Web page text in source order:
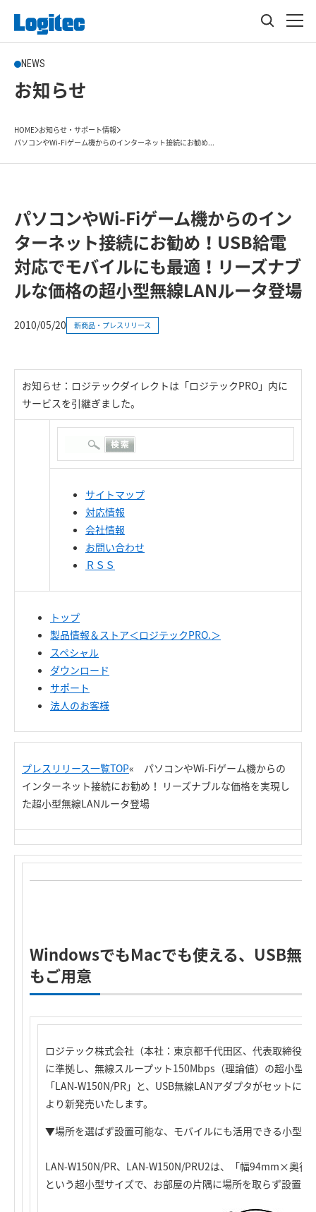
NEWS
お知らせ
HOME お知らせ・サポート情報
パソコンやWi-Fiゲーム機からのインターネット接続にお勧め...
パソコンやWi-Fiゲーム機からのイン
ターネット接続にお勧め！USB給電
対応でモバイルにも最適！リーズナブ
ルな価格の超小型無線LANルータ登場
2010/05/20 新商品・プレスリリース
お知らせ：ロジテックダイレクトは「ロジテックPRO」内に
サービスを引継ぎました。
サイトマップ
対応情報
会社情報
お問い合わせ
ＲＳＳ
トップ
製品情報＆ストア＜ロジテックPRO.＞
スペシャル
ダウンロード
サポート
法人のお客様
プレスリリース一覧TOP« パソコンやWi-Fiゲーム機からの
インターネット接続にお勧め！ リーズナブルな価格を実現し
た超小型無線LANルータ登場
WindowsでもMacでも使える、USB無
もご用意
ロジテック株式会社（本社：東京都千代田区、代表取締役
に準拠し、無線スループット150Mbps（理論値）の超小型
「LAN-W150N/PR」と、USB無線LANアダプタがセットに
より新発売いたします。
▼場所を選ばず設置可能な、モバイルにも活用できる小型サ
LAN-W150N/PR、LAN-W150N/PRU2は、「幅94mm×奥
という超小型サイズで、お部屋の片隅に場所を取らず設置